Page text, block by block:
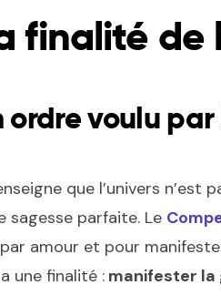
finalité de
ordre voulu
que l’univers n’est
sagesse parfaite. Le
par amour et pour
une finalité :manifester la